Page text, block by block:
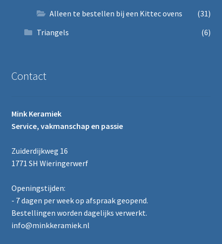
Alleen te bestellen bij een Kittec ovens
(31)
Triangels
(6)
Contact
Mink Keramiek
Service, vakmanschap en passie
Zuiderdijkweg 16
1771 SH Wieringerwerf
Openingstijden:
- 7 dagen per week op afspraak geopend.
Bestellingen worden dagelijks verwerkt.
info@minkkeramiek.nl